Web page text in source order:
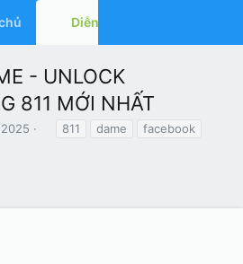
Diễn đàn
- UNLOCK
811 MỚI NHẤT
a
811 dame
facebook